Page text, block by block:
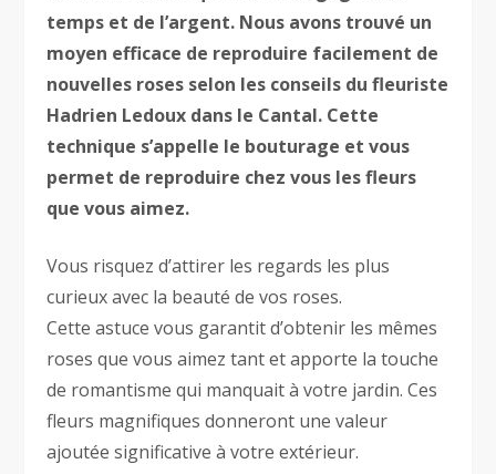
temps et de l’argent. Nous avons trouvé un
moyen efficace de reproduire facilement de
nouvelles roses selon les conseils du fleuriste
Hadrien Ledoux dans le Cantal. Cette
technique s’appelle le bouturage et vous
permet de reproduire chez vous les fleurs
que vous aimez.
Vous risquez d’attirer les regards les plus
curieux avec la beauté de vos roses.
Cette astuce vous garantit d’obtenir les mêmes
roses que vous aimez tant et apporte la touche
de romantisme qui manquait à votre jardin. Ces
fleurs magnifiques donneront une valeur
ajoutée significative à votre extérieur.